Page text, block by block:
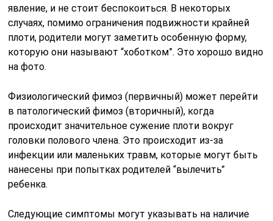
явление, и не стоит беспокоиться. В некоторых
случаях, помимо ограничения подвижности крайней
плоти, родители могут заметить особенную форму,
которую они называют “хоботком”. Это хорошо видно
на фото.
Физиологический фимоз (первичный) может перейти
в патологический фимоз (вторичный), когда
происходит значительное сужение плоти вокруг
головки полового члена. Это происходит из-за
инфекции или маленьких травм, которые могут быть
нанесены при попытках родителей “вылечить”
ребенка.
Следующие симптомы могут указывать на наличие